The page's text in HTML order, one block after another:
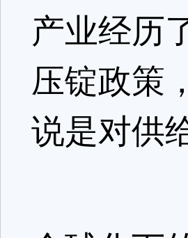
产业经历
压锭政策
说是对供